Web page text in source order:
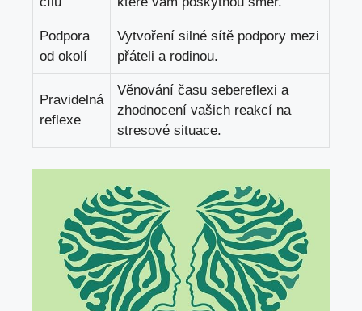
Podpora
od okolí
Vytvoření silné sítě podpory mezi
přáteli a rodinou.
Pravidelná
reflexe
Věnování času⁢ sebereflexi a
zhodnocení vašich reakcí na
stresové situace.